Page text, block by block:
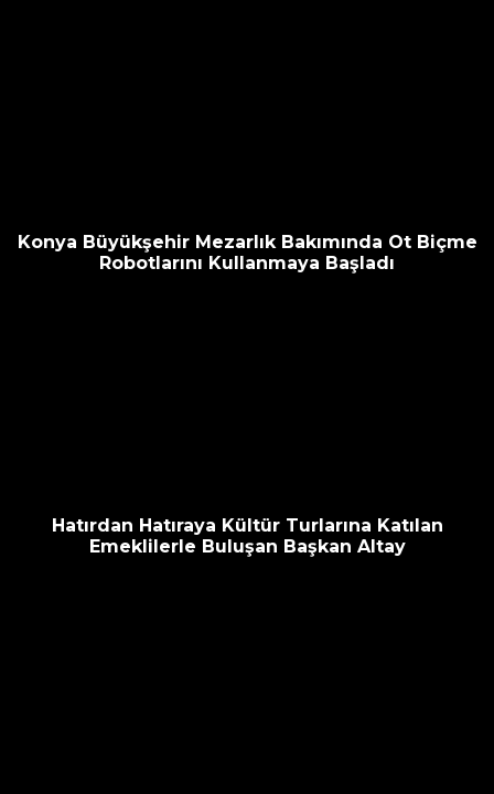
Konya Büyükşehir Mezarlık Bakımında Ot Biçme
Robotlarını Kullanmaya Başladı
Hatırdan Hatıraya Kültür Turlarına Katılan
Emeklilerle Buluşan Başkan Altay